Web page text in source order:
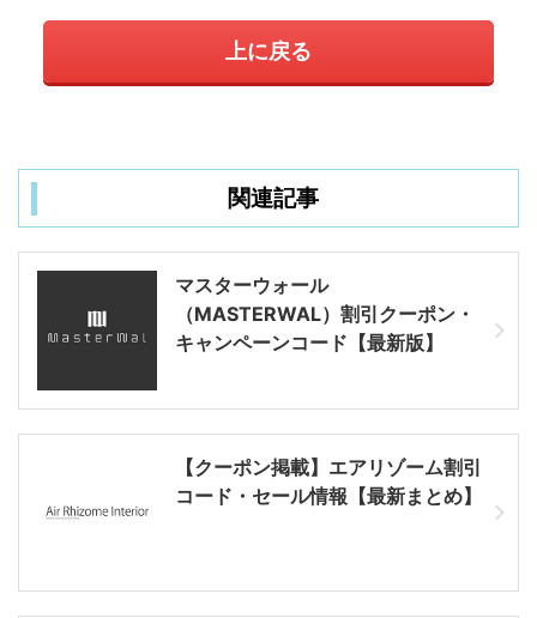
上に戻る
関連記事
マスターウォール
（MASTERWAL）割引クーポン・
キャンペーンコード【最新版】
【クーポン掲載】エアリゾーム割引
コード・セール情報【最新まとめ】